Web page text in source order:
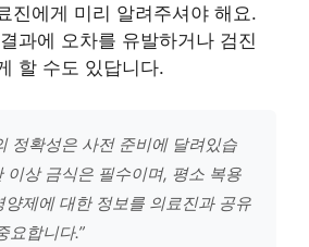
진에게 미리 알려주셔야 해요.
과에 오차를 유발하거나 검진
할 수도 있답니다.
정확성은 사전 준비에 달려있습
이상 금식은 필수이며, 평소 복용
양제에 대한 정보를 의료진과 공유
요합니다.”